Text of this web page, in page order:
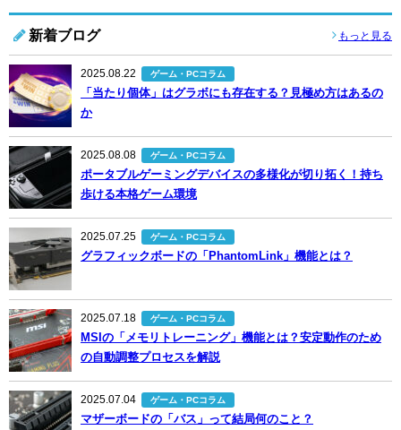
新着ブログ もっと見る
2025.08.22 ゲーム・PCコラム
「当たり個体」はグラボにも存在する？見極め方はあるの
か
2025.08.08 ゲーム・PCコラム
ポータブルゲーミングデバイスの多様化が切り拓く！持ち
歩ける本格ゲーム環境
2025.07.25 ゲーム・PCコラム
グラフィックボードの「PhantomLink」機能とは？
2025.07.18 ゲーム・PCコラム
MSIの「メモリトレーニング」機能とは？安定動作のため
の自動調整プロセスを解説
2025.07.04 ゲーム・PCコラム
マザーボードの「バス」って結局何のこと？